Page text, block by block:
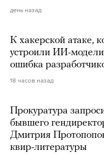
день назад
К хакерской атаке,
устроили ИИ-
ошибка
18 часов назад
Прокуратура
бывшего
Дмитрия
квир-литературы